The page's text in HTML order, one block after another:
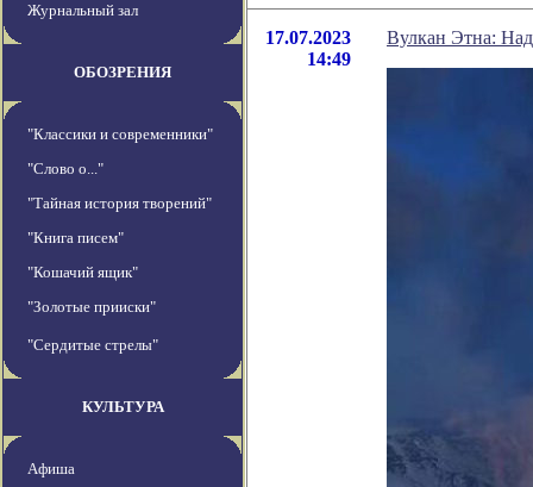
Журнальный зал
ОБОЗРЕНИЯ
"Классики и современники"
"Слово о..."
"Тайная история творений"
"Книга писем"
"Кошачий ящик"
"Золотые прииски"
"Сердитые стрелы"
КУЛЬТУРА
Афиша
17.07.2023
14:49
Вулкан Этна: